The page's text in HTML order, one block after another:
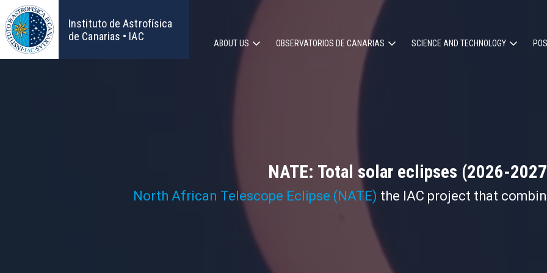
Skip
to
main
content
Instituto de Astrofísica
de Canarias • IAC
Main
ABOUT US OBSERVATORIOS DE CANARIAS SCIENCE AND TECHNOLOGY
NATE: Total solar eclipses (2026-
North African Telescope Eclipse (NATE) the IAC project that